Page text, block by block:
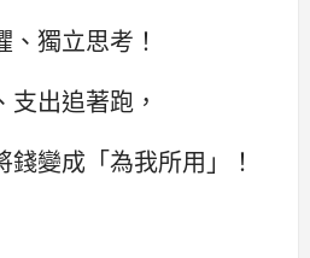
獨立思考！
出追著跑，
變成「為我所用」！